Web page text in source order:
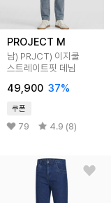
PROJECT M
남) PRJCT) 이지쿨
스트레이트핏 데님
49,900 37%
쿠폰
79 4.9 (8)